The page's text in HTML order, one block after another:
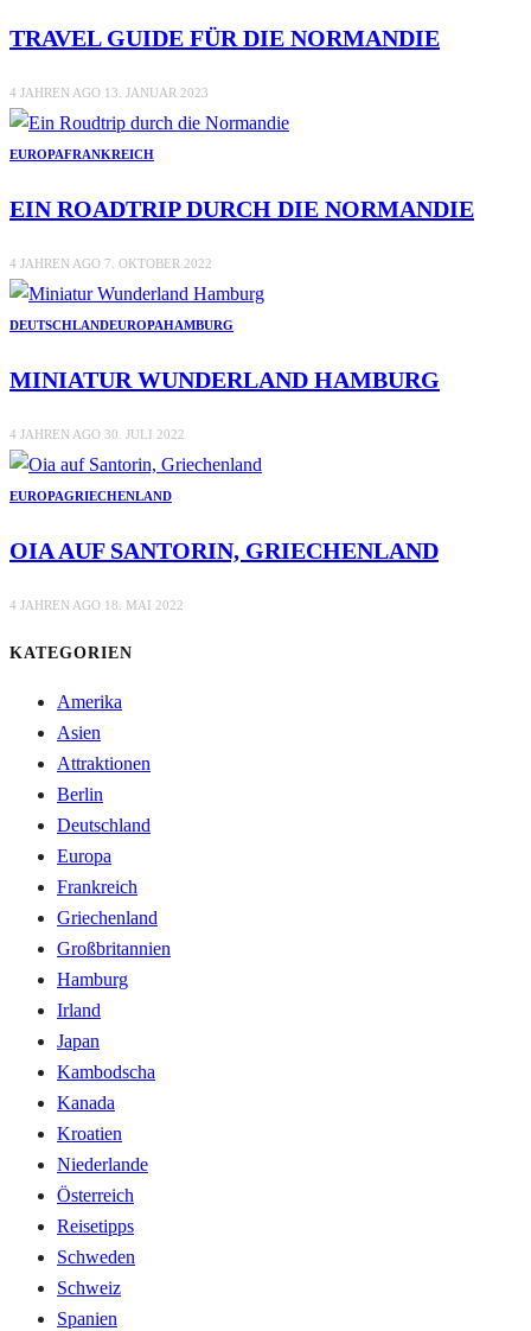
TRAVEL GUIDE FÜR DIE NORMANDIE
4 JAHREN AGO 13. JANUAR 2023
EUROPAFRANKREICH
EIN ROADTRIP DURCH DIE NORMANDIE
4 JAHREN AGO 7. OKTOBER 2022
DEUTSCHLANDEUROPAHAMBURG
MINIATUR WUNDERLAND HAMBURG
4 JAHREN AGO 30. JULI 2022
EUROPAGRIECHENLAND
OIA AUF SANTORIN, GRIECHENLAND
4 JAHREN AGO 18. MAI 2022
KATEGORIEN
Amerika
Asien
Attraktionen
Berlin
Deutschland
Europa
Frankreich
Griechenland
Großbritannien
Hamburg
Irland
Japan
Kambodscha
Kanada
Kroatien
Niederlande
Österreich
Reisetipps
Schweden
Schweiz
Spanien